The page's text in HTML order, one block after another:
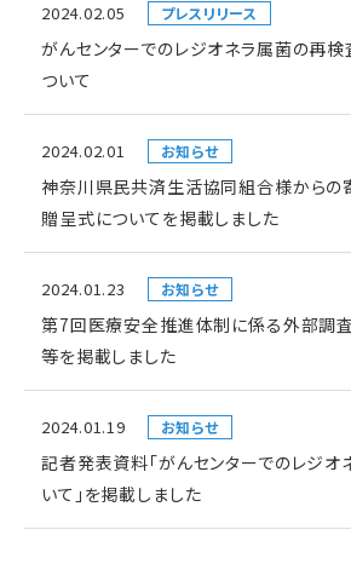
2024.02.05 プレスリリース
がんセンターでのレジオネラ属菌の再検
ついて
2024.02.01 お知らせ
神奈川県民共済生活協同組合様からの
贈呈式についてを掲載しました
2024.01.23 お知らせ
第7回医療安全推進体制に係る外部調
等を掲載しました
2024.01.19 お知らせ
記者発表資料「がんセンターでのレジ
いて」を掲載しました